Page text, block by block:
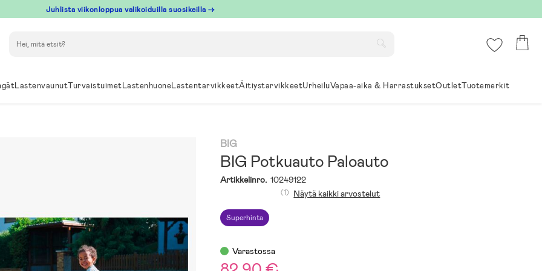
Juhlista viikonloppua valikoiduilla suosikeilla →
LastenvaunutTurvaistuimetLastenhuoneLastentarvikkeetÄitiystarvikkeetUrheiluVapaa-aika & HarrastuksetOutletTuotemerkit
BIG
BIG Potkuauto Paloauto
Artikkelinro. 10249122
Superhinta
(1) Näytä kaikki arvostelut
Varastossa